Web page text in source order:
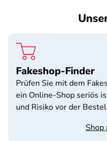
Fakeshop-Finder
Prüfen Sie mit dem
ein Online-Shop seriös
und Risiko vor der
Shop